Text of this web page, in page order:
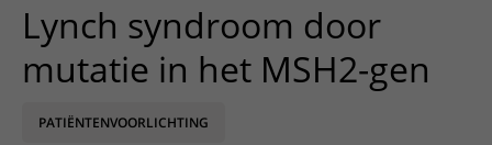
Zorg en behandeling
Ziekten en aandoeningen
Behandelingen
Afspraak en opname
Afspraak maken of wijzigen
Lynch syndroom door
mutatie in het MSH2-gen
PATIËNTENVOORLICHTING